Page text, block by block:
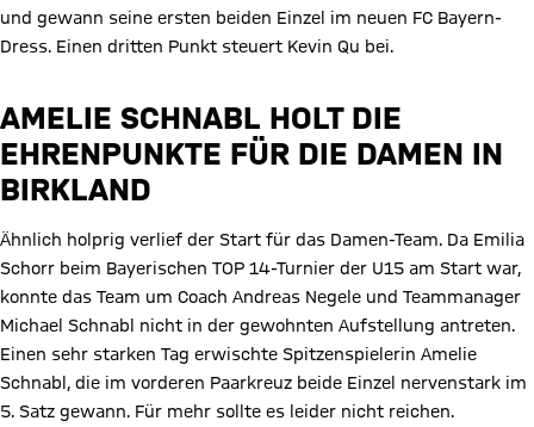
und gewann seine ersten beiden Einzel im neuen FC Bayern-
Dress. Einen dritten Punkt steuert Kevin Qu bei.
AMELIE SCHNABL HOLT DIE
EHRENPUNKTE FÜR DIE DAMEN IN
BIRKLAND
Ähnlich holprig verlief der Start für das Damen-Team. Da Emilia
Schorr beim Bayerischen TOP 14-Turnier der U15 am Start war,
konnte das Team um Coach Andreas Negele und Teammanager
Michael Schnabl nicht in der gewohnten Aufstellung antreten.
Einen sehr starken Tag erwischte Spitzenspielerin Amelie
Schnabl, die im vorderen Paarkreuz beide Einzel nervenstark im
5. Satz gewann. Für mehr sollte es leider nicht reichen.